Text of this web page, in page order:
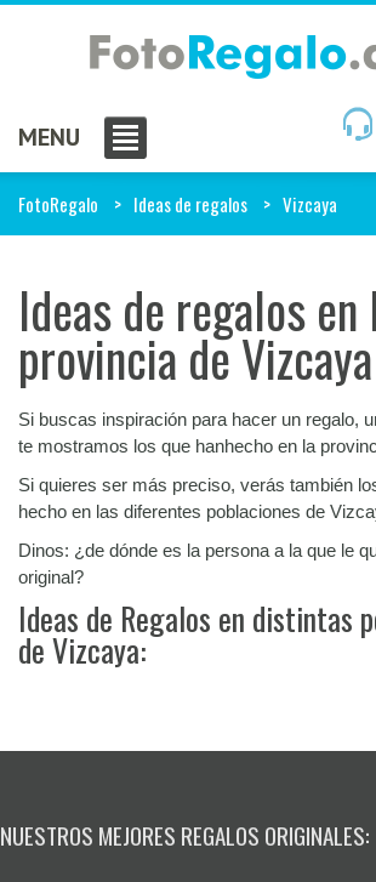
MENU
FotoRegalo Ideas de regalos Vizcaya
Ideas de regalos en
provincia de Vizcaya
Si buscas inspiración para hacer un regalo,
te mostramos los que hanhecho en la
Si quieres ser más preciso, verás también
hecho en las diferentes poblaciones de
Dinos: ¿de dónde es la persona a la que le
original?
Ideas de Regalos en distintas
de Vizcaya:
NUESTROS MEJORES REGALOS ORIGINALES: